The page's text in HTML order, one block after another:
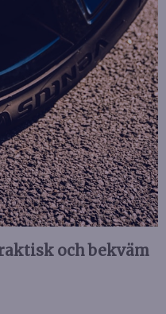
och bekväm